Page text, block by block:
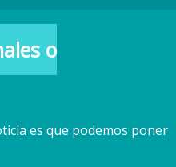
o
es que podemos poner